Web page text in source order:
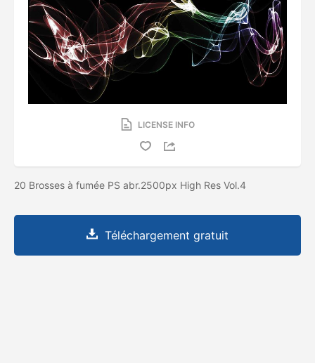
LICENSE INFO
20 Brosses à fumée PS abr.2500px High Res Vol.4
Téléchargement gratuit